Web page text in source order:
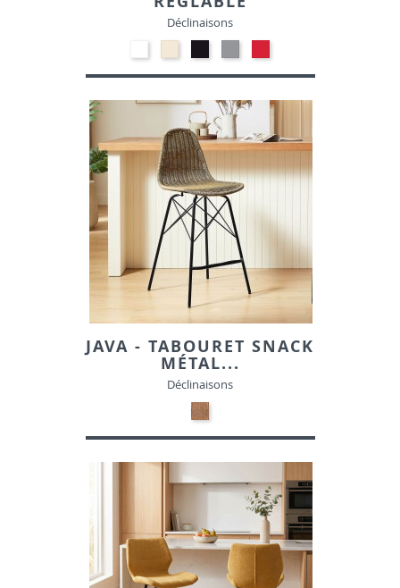
Déclinaisons
-
Blanc
00
-
Beige
01
-
Noir
10
-
Gris
clair
14
-
Rouge
06
JAVA - TABOURET SNACK
MÉTAL...
Déclinaisons
Polyuréthane
-
Naturel
tressé